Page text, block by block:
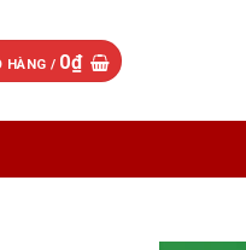
HÀNG / 0₫